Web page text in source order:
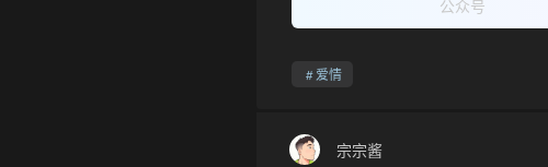
公众号
爱情
宗宗酱